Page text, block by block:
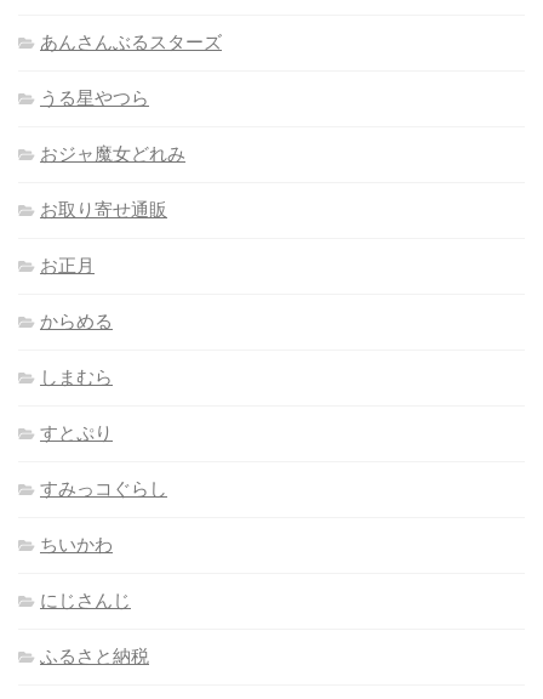
あんさんぶるスターズ
うる星やつら
おジャ魔女どれみ
お取り寄せ通販
お正月
からめる
しまむら
すとぷり
すみっコぐらし
ちいかわ
にじさんじ
ふるさと納税